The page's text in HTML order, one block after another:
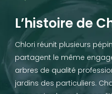
L’histoire de
Chlori réunit plusieurs
partagent le même
arbres de qualité
jardins des particuliers.